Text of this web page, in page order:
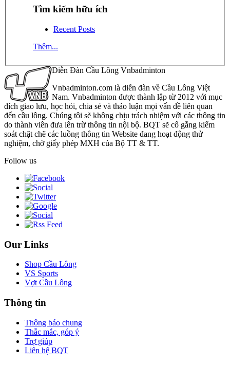
Tìm kiếm hữu ích
Recent Posts
Thêm...
Diễn Đàn Cầu Lông Vnbadminton
Vnbadminton.com là diễn đàn về Cầu Lông Việt
Nam. Vnbadminton được thành lập từ 2012 với mục
đích giao lưu, học hỏi, chia sẻ và thảo luận mọi vấn đề liên quan
đến cầu lông. Chúng tôi sẽ không chịu trách nhiệm với các thông tin
do thành viên đưa lên trừ thông tin nội bộ. BQT sẽ cố gắng kiểm
soát chặt chẽ các luồng thông tin Website đang hoạt động thử
nghiệm, chờ giấy phép MXH của Bộ TT & TT.
Follow us
Our Links
Shop Cầu Lông
VS Sports
Vợt Cầu Lông
Thông tin
Thông báo chung
Thắc mắc, góp ý
Trợ giúp
Liên hệ BQT